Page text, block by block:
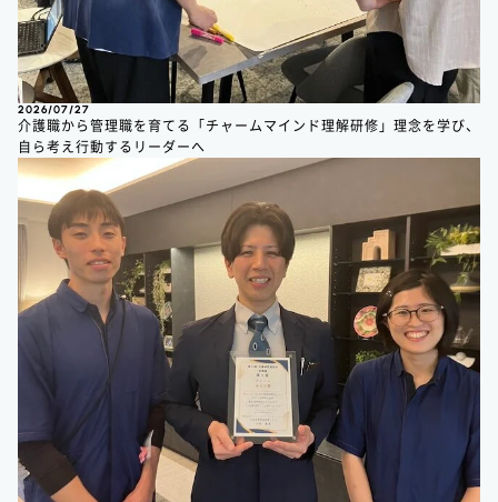
2026/07/27
介護職から管理職を育てる「チャームマインド理解研修」理念を学び、
自ら考え行動するリーダーへ